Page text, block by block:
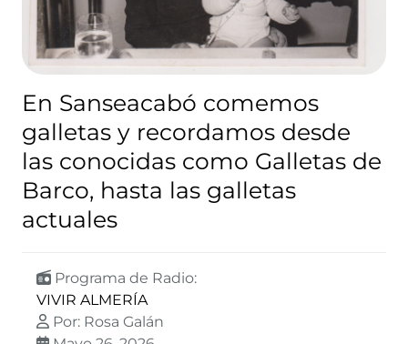
En Sanseacabó comemos
galletas y recordamos desde
las conocidas como Galletas de
Barco, hasta las galletas
actuales
Programa de Radio:
VIVIR ALMERÍA
Por: Rosa Galán